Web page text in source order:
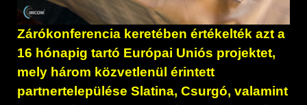
Zárókonferencia keretében értékelték azt a
16 hónapig tartó Európai Uniós projektet,
mely három közvetlenül érintett
partnertelepülése Slatina, Csurgó, valamint